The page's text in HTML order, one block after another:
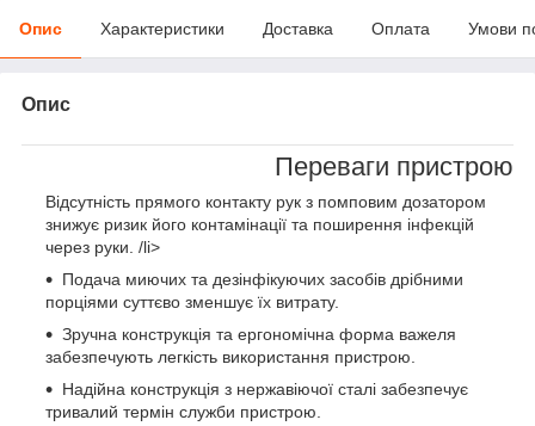
Опис Характеристики Доставка Оплата Умови
Опис
Переваги пристрою
Відсутність прямого контакту рук з помповим дозатором
знижує ризик його контамінації та поширення інфекцій
через руки. /li>
Подача миючих та дезінфікуючих засобів дрібними
порціями суттєво зменшує їх витрату.
Зручна конструкція та ергономічна форма важеля
забезпечують легкість використання пристрою.
Надійна конструкція з нержавіючої сталі забезпечує
тривалий термін служби пристрою.